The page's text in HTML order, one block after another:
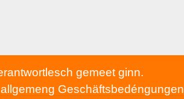
gemeet ginn.
allgemeng Geschäftsbedéngungen